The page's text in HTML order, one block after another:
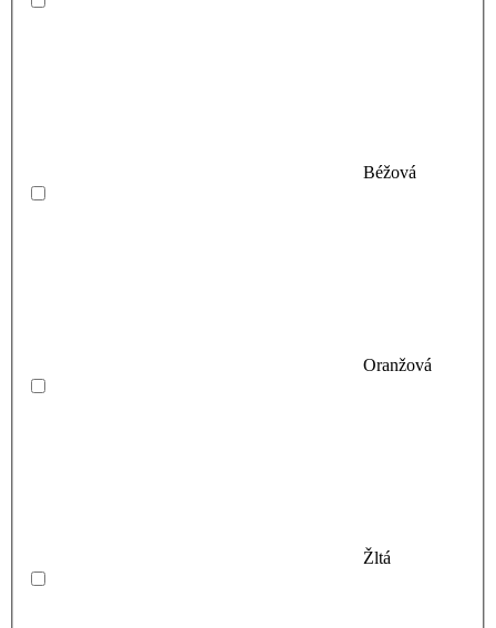
Béžová
Oranžová
Žltá